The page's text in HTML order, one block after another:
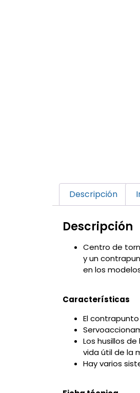
Descripción
Descripción
Centro de
y un
en los
Características
El
Los husillos
vida útil de la
Hay varios